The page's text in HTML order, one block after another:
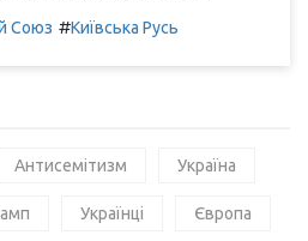
Союз #Київська Русь
Антисемітизм Україна
Українці Європа